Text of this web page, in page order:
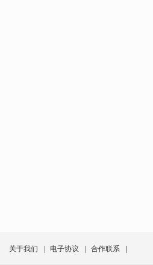
关于我们 | 电子协议 | 合作联系 |